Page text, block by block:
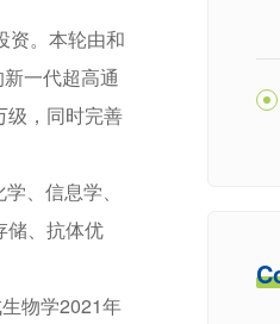
资。本轮由和
一代超高通
级，同时完善
、信息学、
储、抗体优
物学2021年